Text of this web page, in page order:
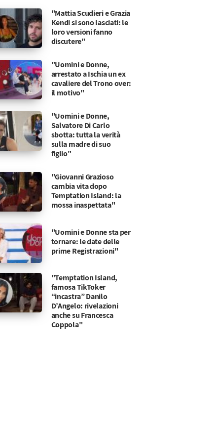
"Mattia Scudieri e Grazia
Kendi si sono lasciati: le
loro versioni fanno
discutere"
"Uomini e Donne,
arrestato a Ischia un ex
cavaliere del Trono over:
il motivo"
"Uomini e Donne,
Salvatore Di Carlo
sbotta: tutta la verità
sulla madre di suo
figlio"
"Giovanni Grazioso
cambia vita dopo
Temptation Island: la
mossa inaspettata"
"Uomini e Donne sta per
tornare: le date delle
prime Registrazioni"
"Temptation Island,
famosa TikToker
“incastra” Danilo
D’Angelo: rivelazioni
anche su Francesca
Coppola"